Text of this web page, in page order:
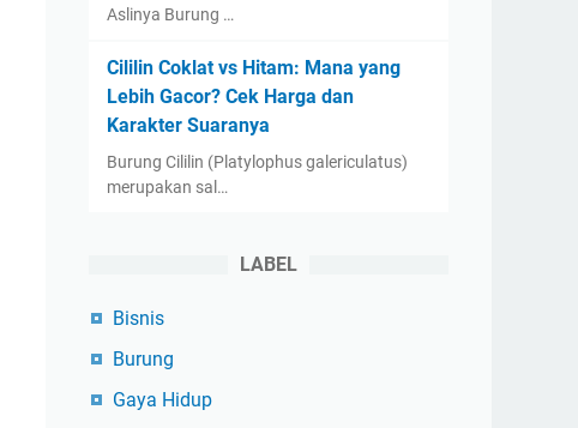
Aslinya Burung …
Cililin Coklat vs Hitam: Mana yang
Lebih Gacor? Cek Harga dan
Karakter Suaranya
Burung Cililin (Platylophus galericulatus)
merupakan sal…
LABEL
Bisnis
Burung
Gaya Hidup